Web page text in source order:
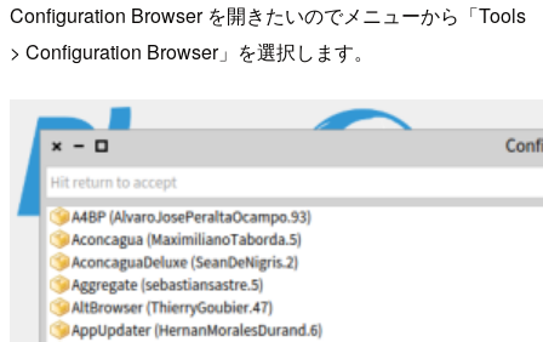
Configuration Browser を開きたいのでメニューから「Tools
> Configuration Browser」を選択します。